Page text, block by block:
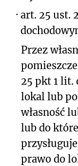
· art. 25 ust.
Przez
25 pkt 1 lit.
lokal lub
własność
lub do
prawo do